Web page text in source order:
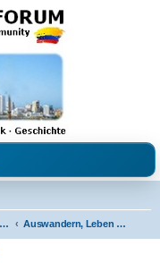
in Kolumbien und Venezuela.
Festland | Allgemeine Fragen Auswandern, Leben & Arbeiten in Kolumbien